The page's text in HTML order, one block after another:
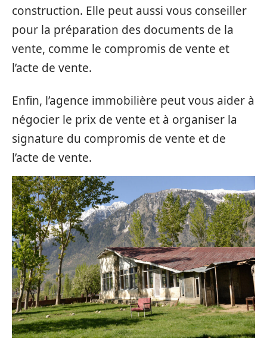
construction. Elle peut aussi vous conseiller
pour la préparation des documents de la
vente, comme le compromis de vente et
l’acte de vente.
Enfin, l’agence immobilière peut vous aider à
négocier le prix de vente et à organiser la
signature du compromis de vente et de
l’acte de vente.